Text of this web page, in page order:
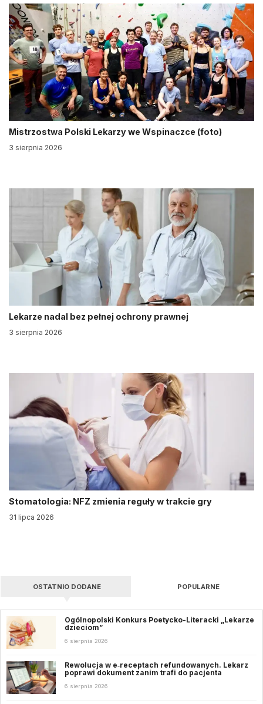
Mistrzostwa Polski Lekarzy we Wspinaczce (foto)
3 sierpnia 2026
Lekarze nadal bez pełnej ochrony prawnej
3 sierpnia 2026
Stomatologia: NFZ zmienia reguły w trakcie gry
31 lipca 2026
OSTATNIO DODANE POPULARNE
Ogólnopolski Konkurs Poetycko-Literacki „Lekarze
dzieciom”
6 sierpnia 2026
Rewolucja w e‑receptach refundowanych. Lekarz
poprawi dokument zanim trafi do pacjenta
6 sierpnia 2026